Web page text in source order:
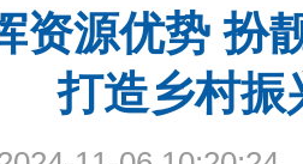
资源优势 扮
打造乡村振